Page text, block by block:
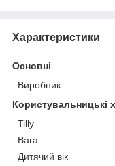
Характеристики
Основні
Виробник
Користувальницькі
Tilly
Вага
Дитячий вік